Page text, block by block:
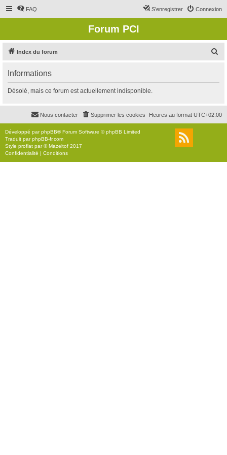
FAQ Connexion
S’enregistrer
Forum PCI
Index du forum
r
c
r
Informations
Désolé, mais ce forum est actuellement indisponible.
Heures au format UTC+02:00
Supprimer les cookies
Nous contacter
Développé parphpBB® Forum Software © phpBB Limited
Traduit parphpBB-fr.com
Style proflat par ©Mazeltof 2017
Confidentialité | Conditions